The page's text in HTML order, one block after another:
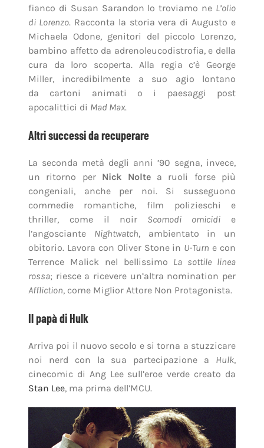
fianco di Susan Sarandon lo troviamo ne L’olio
di Lorenzo. Racconta la storia vera di Augusto e
Michaela Odone, genitori del piccolo Lorenzo,
bambino affetto da adrenoleucodistrofia, e della
cura da loro scoperta. Alla regia c’è George
Miller, incredibilmente a suo agio lontano
da cartoni animati o i paesaggi post
apocalittici di Mad Max.
Altri successi da recuperare
La seconda metà degli anni ’90 segna, invece,
un ritorno per Nick Noltea ruoli forse più
congeniali, anche per noi. Si susseguono
commedie romantiche, film polizieschi e
thriller, come il noir Scomodi omicidi e
l’angosciante Nightwatch, ambientato in un
obitorio. Lavora con Oliver Stone in U-Turn e con
Terrence Malick nel bellissimo La sottile linea
rossa; riesce a ricevere un’altra nomination per
Affliction, come Miglior Attore Non Protagonista.
Il papà di Hulk
Arriva poi il nuovo secolo e si torna a stuzzicare
noi nerd con la sua partecipazione a Hulk,
cinecomic di Ang Lee sull’eroe verde creato da
Stan Lee, ma prima dell’MCU.